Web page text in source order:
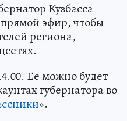
Кузбасса
эфир, чтобы
региона,
Ее можно будет
губернатора во
».